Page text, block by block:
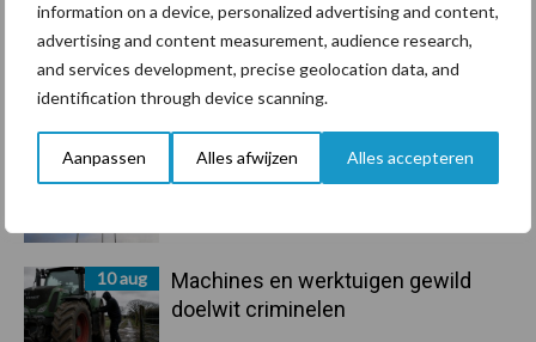
information on a device, personalized advertising and content,
advertising and content measurement, audience research,
and services development, precise geolocation data, and
identification through device scanning.
Aanpassen Alles afwijzen Alles accepteren
Sidebar
10 aug
Tot 5 ton per wiel om
ondergrondverdichting te beperken
10 aug
Jaarverslag 2025 Royal A-ware:
10 aug
Machines en werktuigen gewild
doelwit criminelen